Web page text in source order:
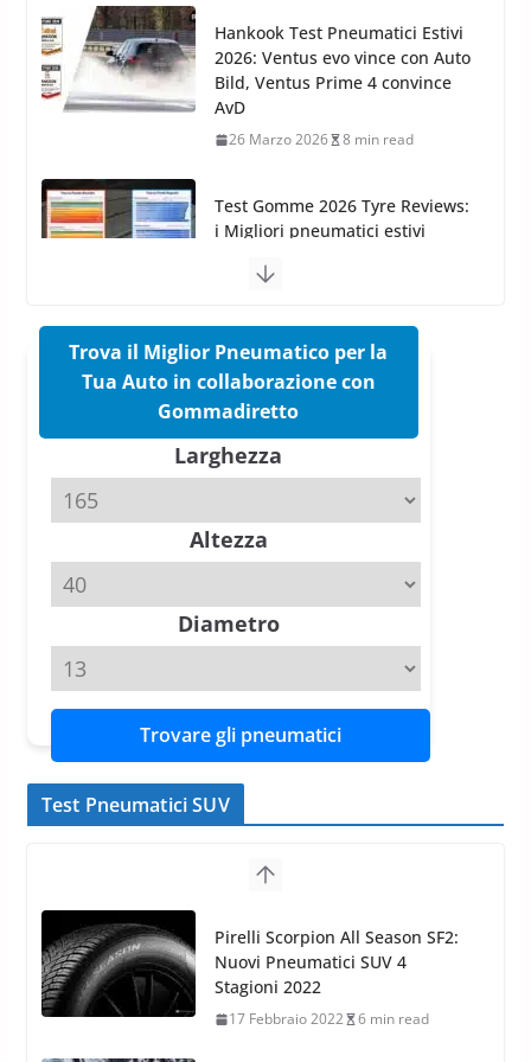
Test Gomme 2026 Tyre Reviews:
i Migliori pneumatici estivi
sportivi a confronto
Pirelli Cinturato 2026: due
confermano il salto tecnico del
Pirelli P Zero Trofeo RS: per
Tyre Reviews è la gomma semi-
slick da battere
Michelin Pilot Sport 4 S – Test
su Range Rover Sport D350 HST
11 Aprile 2026 15 min read
Trova il Miglior Pneumatico per la
Tua Auto in collaborazione con
Gommadiretto
Larghezza
Altezza
Diametro
Trovare gli pneumatici
Test Pneumatici SUV
Nokian WR SUV 3: il 1°
pneumatico invernale al mondo
di classe A
13 Maggio 2015 2 min read